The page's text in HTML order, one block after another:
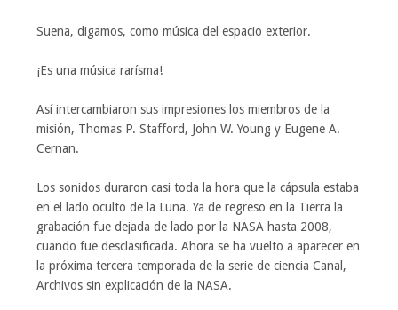
Suena, digamos, como música del espacio exterior.
¡Es una música rarísma!
Así intercambiaron sus impresiones los miembros de la
misión, Thomas P. Stafford, John W. Young y Eugene A.
Cernan.
Los sonidos duraron casi toda la hora que la cápsula estaba
en el lado oculto de la Luna. Ya de regreso en la Tierra la
grabación fue dejada de lado por la NASA hasta 2008,
cuando fue desclasificada. Ahora se ha vuelto a aparecer en
la próxima tercera temporada de la serie de ciencia Canal,
Archivos sin explicación de la NASA.